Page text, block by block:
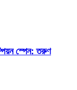
স্পেন: তরুণ